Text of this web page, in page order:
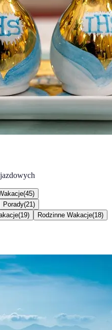
(45)
Porady(21 )
(19) Rodzinne Wakacje(18)